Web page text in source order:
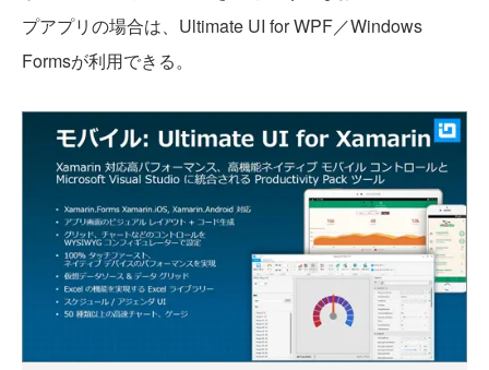
プアプリの場合は、Ultimate UI for WPF／Windows
Formsが利用できる。